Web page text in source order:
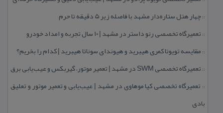
::چهار هتل‌ ستاره‌دار مشهد با فاصله زیر 5 دقیقه تا حرم
:: تعمیرگاه تخصصی رنو داستر در مشهد | ۱۰ سال تجربه و امداد خودرو
:: مقایسه تویوتا كمری هیبرید و هیوندای سوناتا هیبرید | كدام را بخریم؟
:: تعمیرگاه تخصصی SWM در مشهد | تعمیر موتور، گیربكس و عیب‌یابی برق
:: تعمیرگاه تخصصی كیا موهاوی در مشهد | عیب‌یابی و تعمیر موتور و تعلیق
بادی